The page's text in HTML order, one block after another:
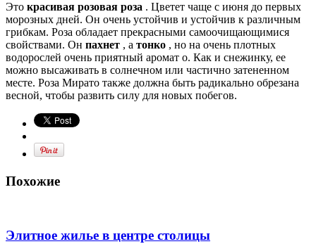
Это красивая розовая роза . Цветет чаще с июня до первых
морозных дней. Он очень устойчив и устойчив к различным
грибкам. Роза обладает прекрасными самоочищающимися
свойствами. Он пахнет , а тонко , но на очень плотных
водорослей очень приятный аромат о. Как и снежинку, ее
можно высаживать в солнечном или частично затененном
месте. Роза Мирато также должна быть радикально обрезана
весной, чтобы развить силу для новых побегов.
Похожие
Элитное жилье в центре столицы